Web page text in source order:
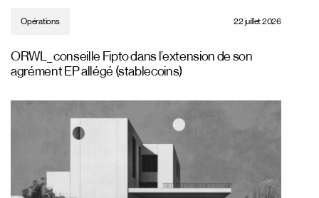
Opérations 22 juillet 2026
ORWL_ conseille Fipto dans l’extension de son
agrément EP allégé (stablecoins)